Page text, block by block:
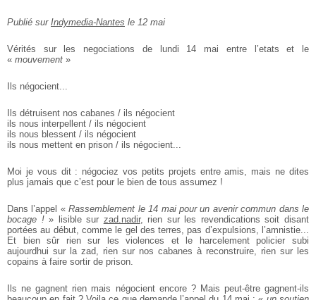
Publié sur Indymedia-Nantes le 12 mai
Vérités sur les negociations de lundi 14 mai entre l’etats et le
« mouvement »
Ils négocient...
Ils détruisent nos cabanes / ils négocient
ils nous interpellent / ils négocient
ils nous blessent / ils négocient
ils nous mettent en prison / ils négocient...
Moi je vous dit : négociez vos petits projets entre amis, mais ne dites
plus jamais que c’est pour le bien de tous assumez !
Dans l’appel «Rassemblement le 14 mai pour un avenir commun dans le
bocage !» lisible sur zad.nadir, rien sur les revendications soit disant
portées au début, comme le gel des terres, pas d’expulsions, l’amnistie...
Et bien sûr rien sur les violences et le harcelement policier subi
aujourdhui sur la zad, rien sur nos cabanes à reconstruire, rien sur les
copains à faire sortir de prison.
Ils ne gagnent rien mais négocient encore ? Mais peut-être gagnent-ils